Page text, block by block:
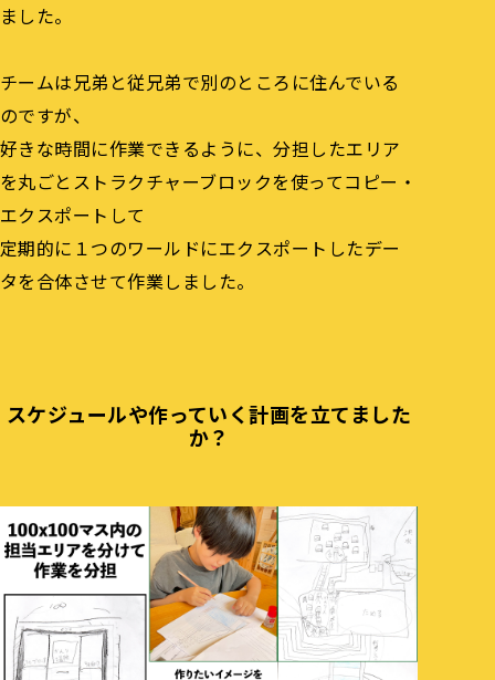
ました。
チームは兄弟と従兄弟で別のところに住んでいる
のですが、
好きな時間に作業できるように、分担したエリア
を丸ごとストラクチャーブロックを使ってコピー・
エクスポートして
定期的に１つのワールドにエクスポートしたデー
タを合体させて作業しました。
スケジュールや作っていく計画を立てました
か？